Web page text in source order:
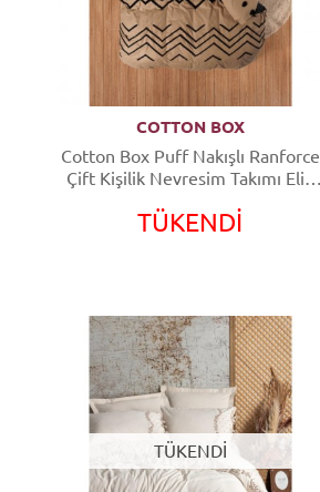
COTTON BOX
Cotton Box Puff Nakışlı Ranforce
Çift Kişilik Nevresim Takımı Elio
TÜKENDİ
TÜKENDİ